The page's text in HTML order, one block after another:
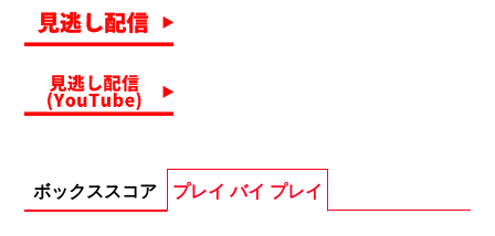
ボックススコア プレイ バイ プレイ